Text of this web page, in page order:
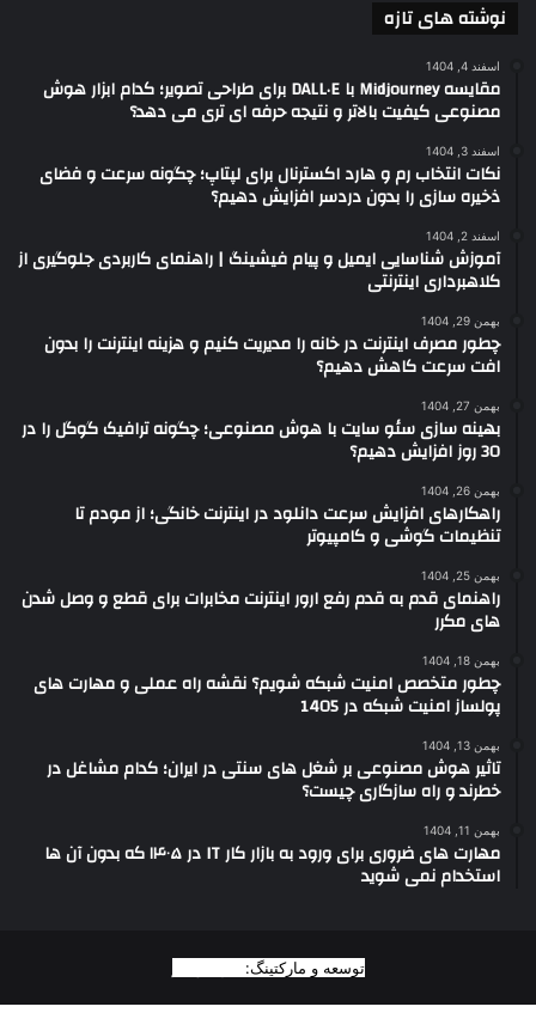
نوشته های تازه
اسفند 4, 1404
مقایسه Midjourney با DALL·E برای طراحی تصویر؛ کدام ابزار هوش
مصنوعی کیفیت بالاتر و نتیجه حرفه ای تری می دهد؟
اسفند 3, 1404
نکات انتخاب رم و هارد اکسترنال برای لپتاپ؛ چگونه سرعت و فضای
ذخیره سازی را بدون دردسر افزایش دهیم؟
اسفند 2, 1404
آموزش شناسایی ایمیل و پیام فیشینگ | راهنمای کاربردی جلوگیری از
کلاهبرداری اینترنتی
بهمن 29, 1404
چطور مصرف اینترنت در خانه را مدیریت کنیم و هزینه اینترنت را بدون
افت سرعت کاهش دهیم؟
بهمن 27, 1404
بهینه سازی سئو سایت با هوش مصنوعی؛ چگونه ترافیک گوگل را در
30 روز افزایش دهیم؟
بهمن 26, 1404
راهکارهای افزایش سرعت دانلود در اینترنت خانگی؛ از مودم تا
تنظیمات گوشی و کامپیوتر
بهمن 25, 1404
راهنمای قدم به قدم رفع ارور اینترنت مخابرات برای قطع و وصل شدن
های مکرر
بهمن 18, 1404
چطور متخصص امنیت شبکه شویم؟ نقشه راه عملی و مهارت های
پولساز امنیت شبکه در 1405
بهمن 13, 1404
تاثیر هوش مصنوعی بر شغل های سنتی در ایران؛ کدام مشاغل در
خطرند و راه سازگاری چیست؟
بهمن 11, 1404
مهارت های ضروری برای ورود به بازار کار IT در ۱۴۰۵ که بدون آن ها
استخدام نمی شوید
توسعه و مارکتینگ: